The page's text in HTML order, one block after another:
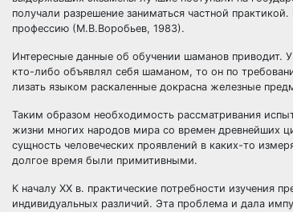
получали разрешение заниматься частной
профессию (М.В.Воробьев, 1983).
Интересные данные об обучении шаманов приводит.
кто-либо объявлял себя шаманом, то он по
лизать языком раскаленные докрасна железные
Таким образом необходимость рассматривания
жизни многих народов мира со времен древнейших
сущность человеческих проявлений в каких-то
долгое время были примитивными.
К началу XX в. практические потребности
индивидуальных различий. Эта проблема и дала